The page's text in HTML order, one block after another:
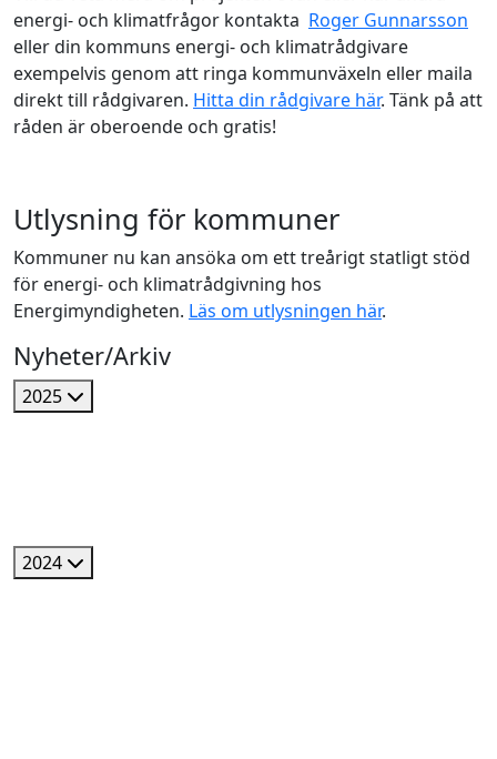
energi- och klimatfrågor kontakta Roger Gunnarsson
eller din kommuns energi- och klimatrådgivare
exempelvis genom att ringa kommunväxeln eller maila
direkt till rådgivaren. Hitta din rådgivare här. Tänk på att
råden är oberoende och gratis!
Utlysning för kommuner
Kommuner nu kan ansöka om ett treårigt statligt stöd
för energi- och klimatrådgivning hos
Energimyndigheten. Läs om utlysningen här.
Nyheter/Arkiv
2025
2024